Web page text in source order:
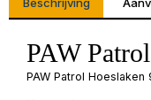
PAW
PAW Patrol